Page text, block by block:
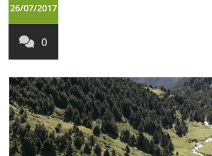
26/07/2017
0